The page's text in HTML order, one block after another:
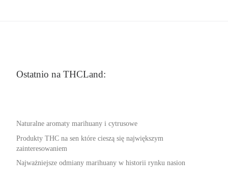
Ostatnio na THCLand:
Naturalne aromaty marihuany i cytrusowe
Produkty THC na sen które cieszą się największym
zainteresowaniem
Najważniejsze odmiany marihuany w historii rynku nasion